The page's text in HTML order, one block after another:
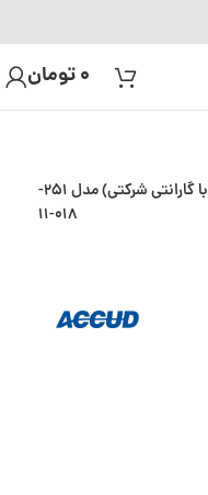
0تومان
بور گیج 18/5-10 میلی متر Accud (اکود با گارانتی شرکتی) مدل 251-
018-11